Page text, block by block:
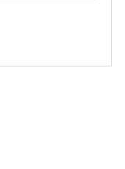
haben wir